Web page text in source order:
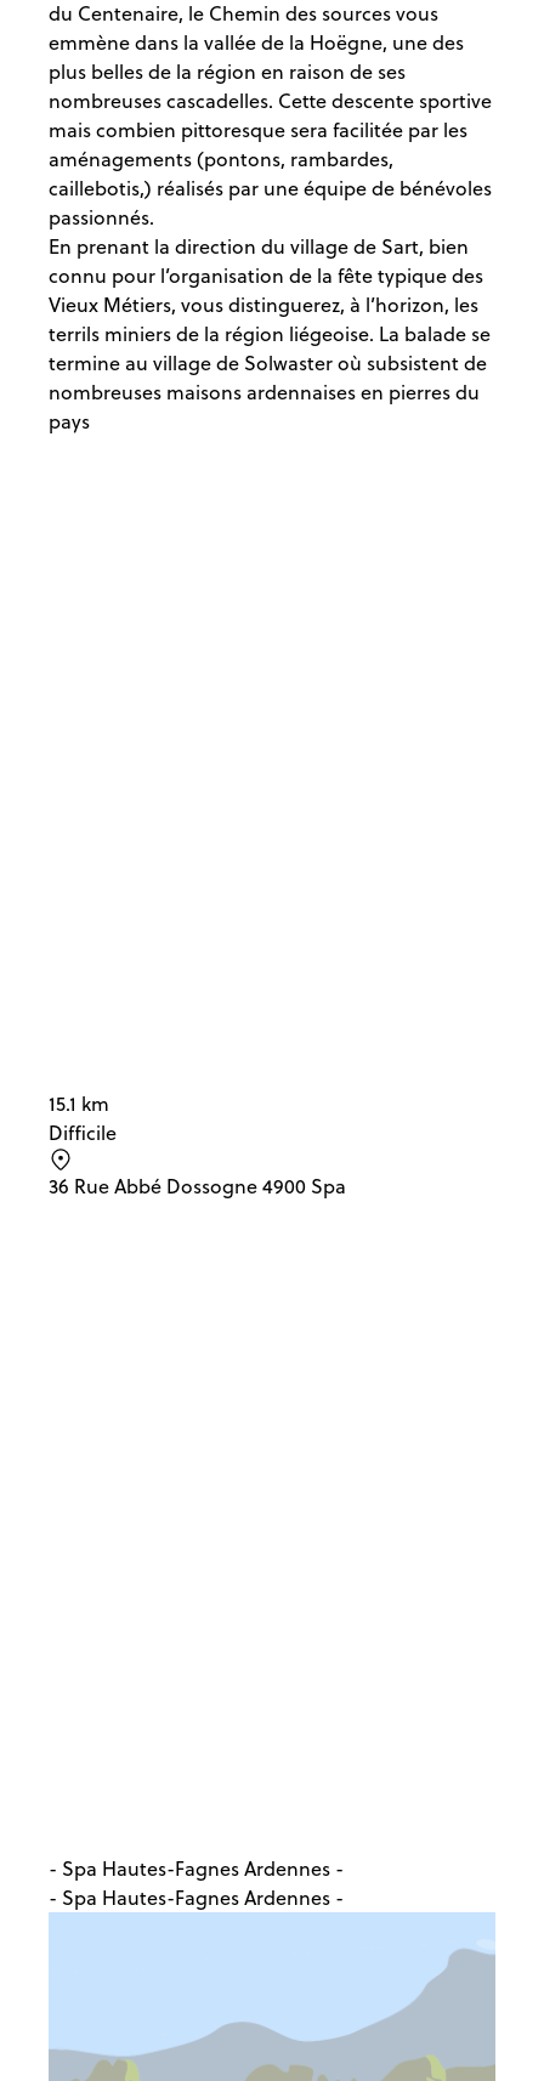
du Centenaire, le Chemin des sources vous
emmène dans la vallée de la Hoëgne, une des
plus belles de la région en raison de ses
nombreuses cascadelles. Cette descente sportive
mais combien pittoresque sera facilitée par les
aménagements (pontons, rambardes,
caillebotis,) réalisés par une équipe de bénévoles
passionnés.
En prenant la direction du village de Sart, bien
connu pour l’organisation de la fête typique des
Vieux Métiers, vous distinguerez, à l’horizon, les
terrils miniers de la région liégeoise. La balade se
termine au village de Solwaster où subsistent de
nombreuses maisons ardennaises en pierres du
pays
15.1 km
Difficile
36 Rue Abbé Dossogne 4900 Spa
- Spa Hautes-Fagnes Ardennes -
- Spa Hautes-Fagnes Ardennes -